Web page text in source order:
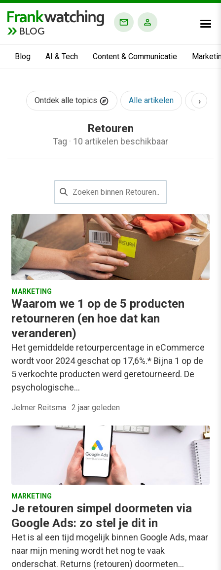
BLOG
Blog AI & Tech Content & Communicatie
Ontdek alle topics Alle artikelen AI &
›
Retouren
Tag · 10 artikelen beschikbaar
MARKETING
Waarom we 1 op de 5 producten
retourneren (en hoe dat kan
veranderen)
Het gemiddelde retourpercentage in eCommerce
wordt voor 2024 geschat op 17,6%.* Bijna 1 op de
5 verkochte producten werd geretourneerd. De
psychologische…
Jelmer Reitsma · 2 jaar geleden
MARKETING
Je retouren simpel doormeten via
Google Ads: zo stel je dit in
Het is al een tijd mogelijk binnen Google Ads, maar
naar mijn mening wordt het nog te vaak
onderschat. Returns (retouren) doormeten…